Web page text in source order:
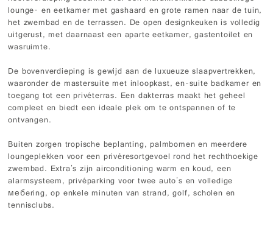
lounge- en eetkamer met gashaard en grote ramen naar de tuin,
het zwembad en de terrassen. De open designkeuken is volledig
uitgerust, met daarnaast een aparte eetkamer, gastentoilet en
wasruimte.
De bovenverdieping is gewijd aan de luxueuze slaapvertrekken,
waaronder de mastersuite met inloopkast, en-suite badkamer en
toegang tot een privéterras. Een dakterras maakt het geheel
compleet en biedt een ideale plek om te ontspannen of te
ontvangen.
Buiten zorgen tropische beplanting, palmbomen en meerdere
loungeplekken voor een privéresortgevoel rond het rechthoekige
zwembad. Extra's zijn airconditioning warm en koud, een
alarmsysteem, privéparking voor twee auto's en volledige
мебering, op enkele minuten van strand, golf, scholen en
tennisclubs.